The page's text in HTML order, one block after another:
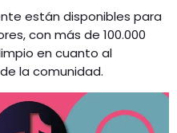
están disponibles para
con más de 100.000
en cuanto al
la comunidad.